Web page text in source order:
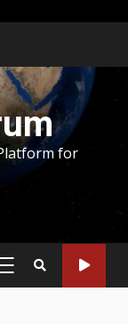
for
PRIMARY